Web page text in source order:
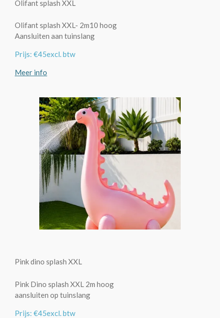
Olifant splash XXL
Olifant splash XXL- 2m10 hoog
Aansluiten aan tuinslang
Prijs: €45excl. btw
Meer info
Pink dino splash XXL
Pink Dino splash XXL 2m hoog
aansluiten op tuinslang
Prijs: €45excl. btw